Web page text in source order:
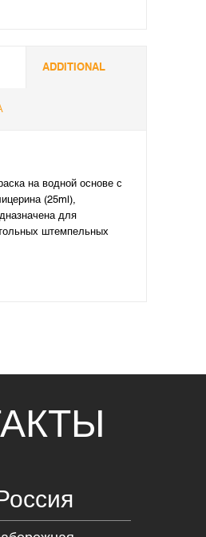
ADDITIONAL
на водной основе с
(25ml),
для
штемпельных